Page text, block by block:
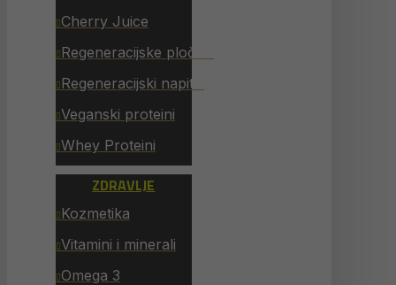
Cherry Juice
Regeneracijske pločice
Regeneracijski napitci
Veganski proteini
Whey Proteini
ZDRAVLJE
Kozmetika
Vitamini i minerali
Omega 3